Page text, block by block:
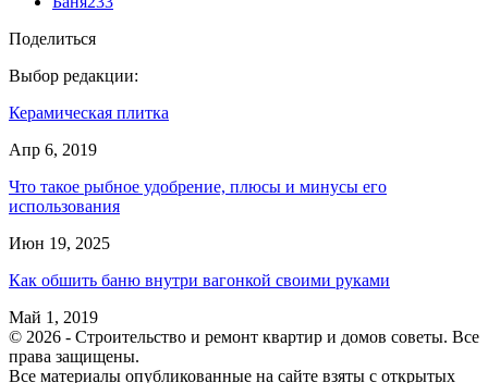
Поделиться
Выбор редакции:
Керамическая плитка
Апр 6, 2019
Что такое рыбное удобрение, плюсы и минусы его
использования
Июн 19, 2025
Как обшить баню внутри вагонкой своими руками
Май 1, 2019
© 2026 - Строительство и ремонт квартир и домов советы. Все
права защищены.
Все материалы опубликованные на сайте взяты с открытых